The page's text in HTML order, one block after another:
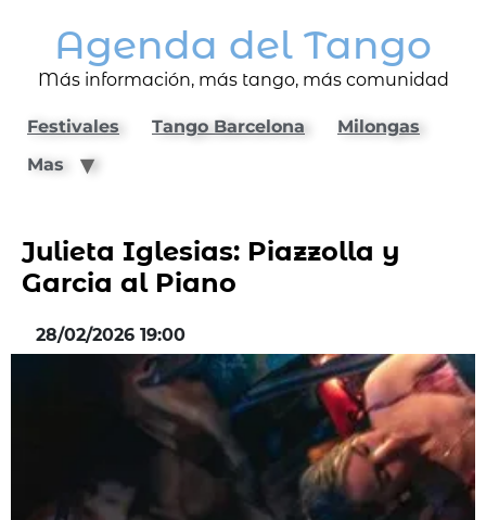
Agenda del Tango
Más información, más tango, más comunidad
Festivales Tango Barcelona
Milongas
Mas
Julieta Iglesias: Piazzolla y
Garcia al Piano
28/02/2026 19:00